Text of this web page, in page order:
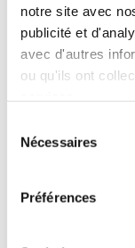
notre site avec
publicité et
avec d'autres
ou qu'ils ont
Nécessaires
Préférences